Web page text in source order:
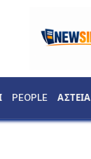
PEOPLE ΑΣΤΕΙΑ